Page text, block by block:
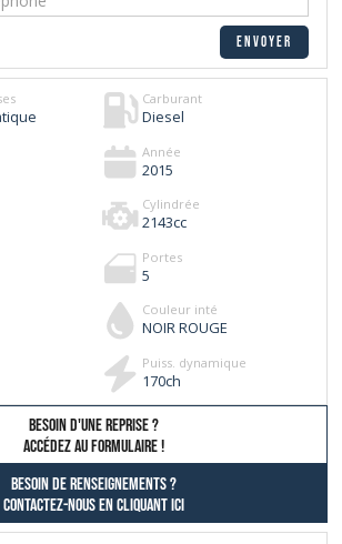
Carburant
Diesel
Année
2015
Cylindrée
2143cc
Portes
5
Couleur inté
NOIR ROUGE
Puiss. dynamique
170ch
besoin d'une reprise ?
AccÉdez au formulaire !
Besoin de renseignements ?
contactez-nous en cliquant ici